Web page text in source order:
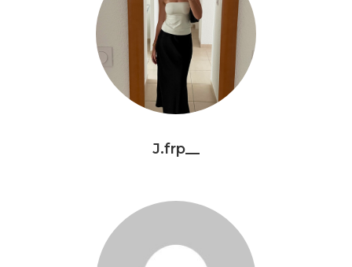
J.frp__